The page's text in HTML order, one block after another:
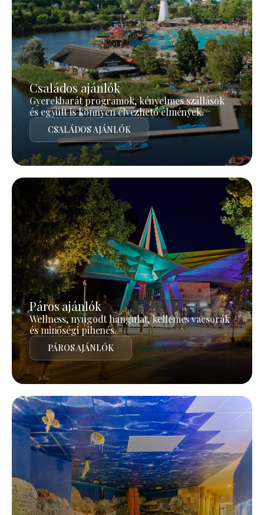
Családos ajánlók
Gyerekbarát programok, kényelmes szállások
és együtt is könnyen élvezhető élmények.
CSALÁDOS AJÁNLÓK
Páros ajánlók
Wellness, nyugodt hangulat, kellemes vacsorák
és minőségi pihenés.
PÁROS AJÁNLÓK